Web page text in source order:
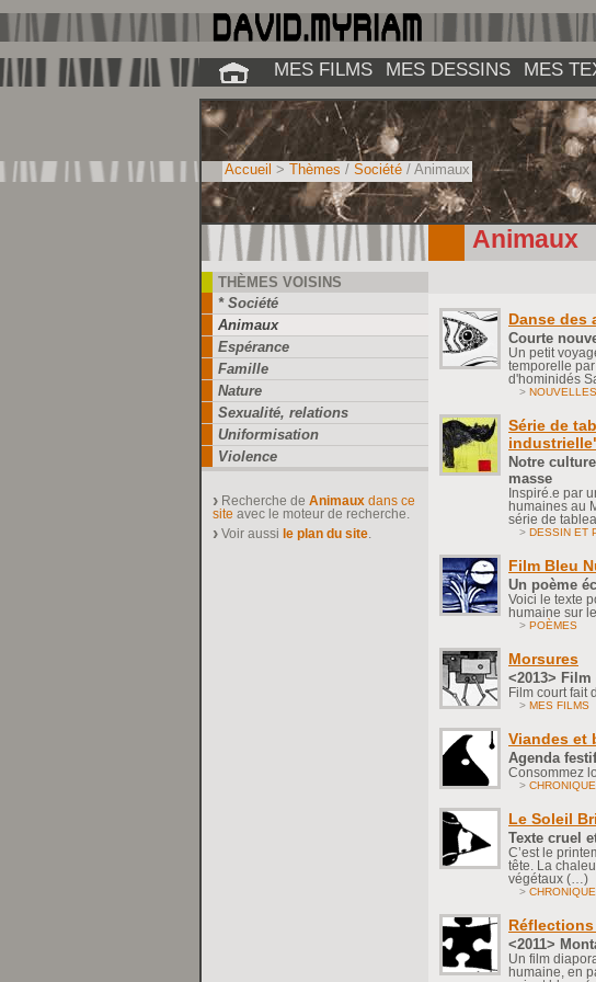
THÈMES VOISINS
* Société
Animaux
Espérance
Famille
Nature
Sexualité, relations
Uniformisation
Violence
Recherche de Animaux dans ce
site avec le moteur de recherche.
Voir aussi le plan du site
Animaux
Danse des
Courte
Un petit
temporelle
d'hominidés
> NOUVELLES
Série de
Notre
masse
Inspiré.e par
humaines au
série de
> DESSIN ET
Film Bleu
Un poème
Voici le texte
humaine sur
> POÈMES
Morsures
<2013>
Film court fait
> MES FILMS
Viandes et
Agenda
Consommez
>
Le Soleil
Texte cruel
C’est le
tête. La
végétaux (…)
>
<2011>
Un film
humaine, en
Accueil > Thèmes / Société / Animaux
MES FILMS MES DESSINS MES